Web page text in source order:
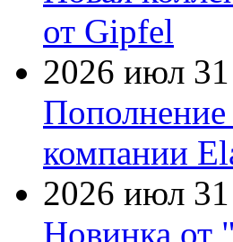
от Gipfel
2026 июл 31
Пополнение
компании
2026 июл 31
Новинка от